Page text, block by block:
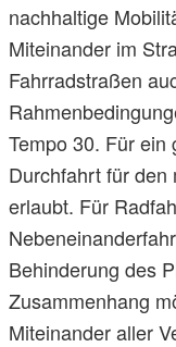
nachhaltige
Miteinander im
Fahrradstraßen
Tempo 30. Für
Durchfahrt für
erlaubt. Für
Behinderung des
Zusammenhang
Miteinander aller